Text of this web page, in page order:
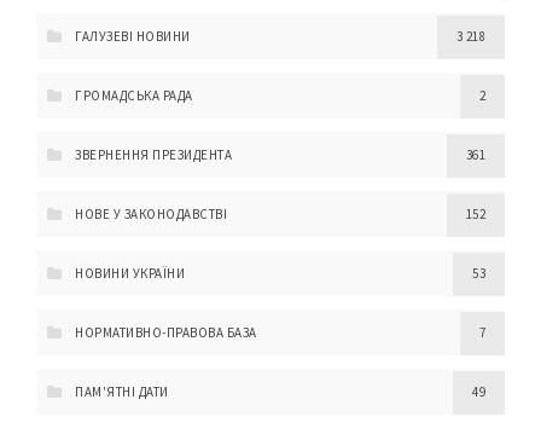
ГАЛУЗЕВІ НОВИНИ 3 218
ГРОМАДСЬКА РАДА 2
ЗВЕРНЕННЯ ПРЕЗИДЕНТА 361
НОВЕ У ЗАКОНОДАВСТВІ 152
НОВИНИ УКРАЇНИ 53
НОРМАТИВНО-ПРАВОВА БАЗА 7
ПАМ'ЯТНІ ДАТИ 49